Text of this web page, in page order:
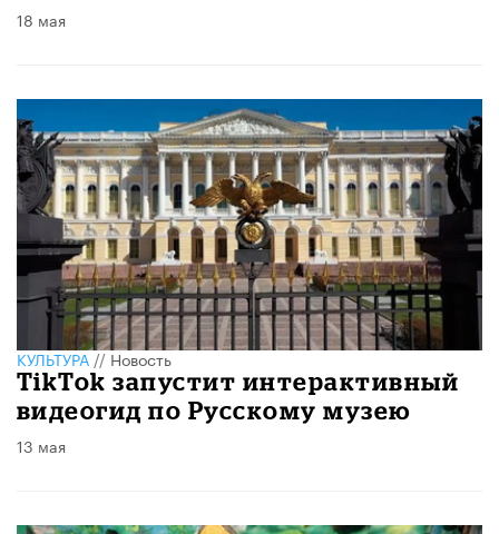
18 мая
КУЛЬТУРА//Новость
TikTok запустит интерактивный
видеогид по Русскому музею
13 мая